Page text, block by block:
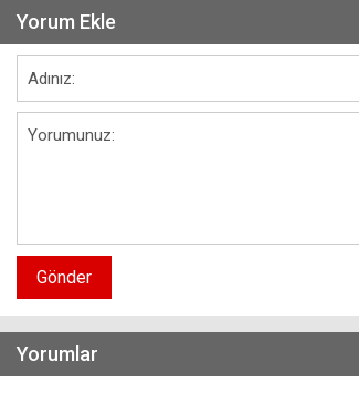
Yorum Ekle
Gönder
Yorumlar